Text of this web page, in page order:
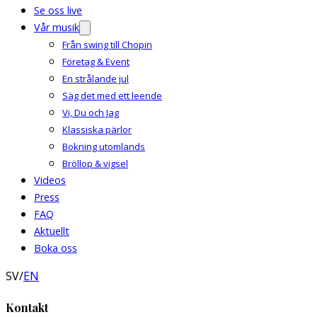
Se oss live
Vår musik
Från swing till Chopin
Företag & Event
En strålande jul
Säg det med ett leende
Vi, Du och Jag
Klassiska pärlor
Bokning utomlands
Bröllop & vigsel
Videos
Press
FAQ
Aktuellt
Boka oss
SV/EN
Kontakt